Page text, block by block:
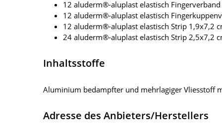
12 aluderm®-aluplast elastisch
12 aluderm®-aluplast elastisch
12 aluderm®-aluplast elastisch Strip 1,9x7,2
24 aluderm®-aluplast elastisch Strip 2,5x7,2
Inhaltsstoffe
Aluminium bedampfter und mehrlagiger Vliesstoff
Adresse des Anbieters/Herstellers